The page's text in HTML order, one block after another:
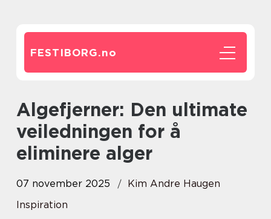
FESTIBORG.no
Algefjerner: Den ultimate
veiledningen for å
eliminere alger
07 november 2025
Kim Andre Haugen
Inspiration